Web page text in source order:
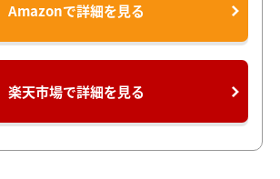
Amazonで詳細を見る
楽天市場で詳細を見る